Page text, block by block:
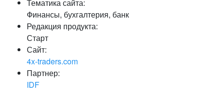
Запомнить меня на этом
Тематика сайта:
Финансы, бухгалтерия, банк
Редакция продукта:
Старт
Сайт:
4x-traders.com
Партнер:
IDF